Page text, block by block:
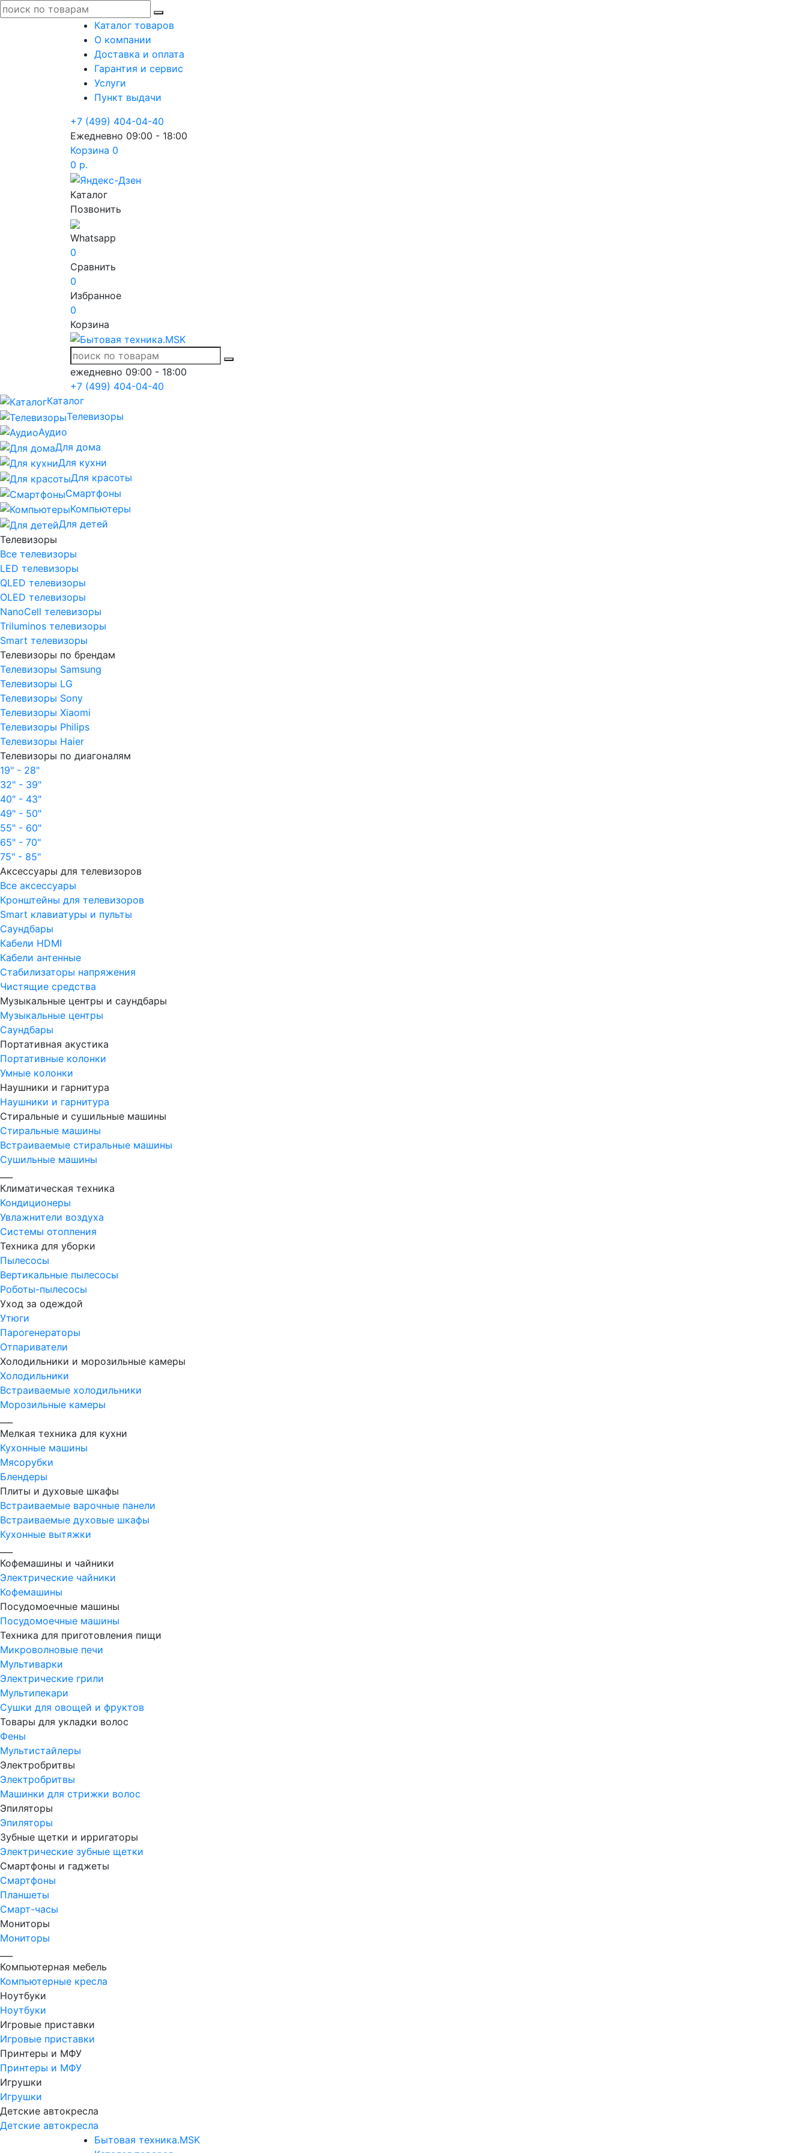
Каталог товаров
О компании
Доставка и оплата
Гарантия и сервис
Услуги
Пункт выдачи
+7 (499) 404-04-40
Ежедневно 09:00 - 18:00
Корзина 0
0 р.
Каталог
Позвонить
Whatsapp
0
Сравнить
0
Избранное
0
Корзина
ежедневно 09:00 - 18:00
+7 (499) 404-04-40
Каталог
Телевизоры
Аудио
Для дома
Для кухни
Для красоты
Смартфоны
Компьютеры
Для детей
Телевизоры
Все телевизоры
LED телевизоры
QLED телевизоры
OLED телевизоры
NanoCell телевизоры
Triluminos телевизоры
Smart телевизоры
Телевизоры по брендам
Телевизоры Samsung
Телевизоры LG
Телевизоры Sony
Телевизоры Xiaomi
Телевизоры Philips
Телевизоры Haier
Телевизоры по диагоналям
19" - 28"
32" - 39"
40" - 43"
49" - 50"
55" - 60"
65" - 70"
75" - 85"
Аксессуары для телевизоров
Все аксессуары
Кронштейны для телевизоров
Smart клавиатуры и пульты
Саундбары
Кабели HDMI
Кабели антенные
Стабилизаторы напряжения
Чистящие средства
Музыкальные центры и саундбары
Музыкальные центры
Саундбары
Портативная акустика
Портативные колонки
Умные колонки
Наушники и гарнитура
Наушники и гарнитура
Стиральные и сушильные машины
Стиральные машины
Встраиваемые стиральные машины
Сушильные машины
Климатическая техника
Кондиционеры
Увлажнители воздуха
Системы отопления
Техника для уборки
Пылесосы
Вертикальные пылесосы
Роботы-пылесосы
Уход за одеждой
Утюги
Парогенераторы
Отпариватели
Холодильники и морозильные камеры
Холодильники
Встраиваемые холодильники
Морозильные камеры
Мелкая техника для кухни
Кухонные машины
Мясорубки
Блендеры
Плиты и духовые шкафы
Встраиваемые варочные панели
Встраиваемые духовые шкафы
Кухонные вытяжки
Кофемашины и чайники
Электрические чайники
Кофемашины
Посудомоечные машины
Посудомоечные машины
Техника для приготовления пищи
Микроволновые печи
Мультиварки
Электрические грили
Мультипекари
Сушки для овощей и фруктов
Товары для укладки волос
Фены
Мультистайлеры
Электробритвы
Электробритвы
Машинки для стрижки волос
Эпиляторы
Эпиляторы
Зубные щетки и ирригаторы
Электрические зубные щетки
Смартфоны и гаджеты
Смартфоны
Планшеты
Смарт-часы
Мониторы
Мониторы
Компьютерная мебель
Компьютерные кресла
Ноутбуки
Ноутбуки
Игровые приставки
Игровые приставки
Принтеры и МФУ
Принтеры и МФУ
Игрушки
Игрушки
Детские автокресла
Детские автокресла
Бытовая техника.MSK